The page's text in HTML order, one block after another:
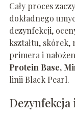
Cały proces
dokładnego
dezynfekcji,
kształtu, skórek,
primera i
Protein Base,
linii Black Pearl.